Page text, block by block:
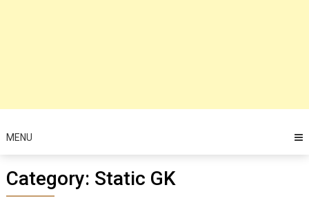
MENU
Category: Static GK